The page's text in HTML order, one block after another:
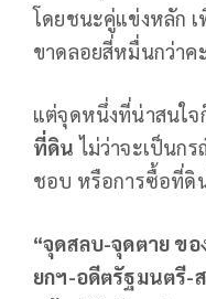
โดยชนะคู่แข่งหลัก
ขาดลอยสี่หมื่นกว่าค
แต่จุดหนึ่งที่น่าสนใจ
ที่ดิน ไม่ว่าจะเป็นก
ชอบ หรือการซื้อที่ดิ
“จุดสลบ-จุดตาย ขอ
ยกฯ-อดีตรัฐมนตรี-